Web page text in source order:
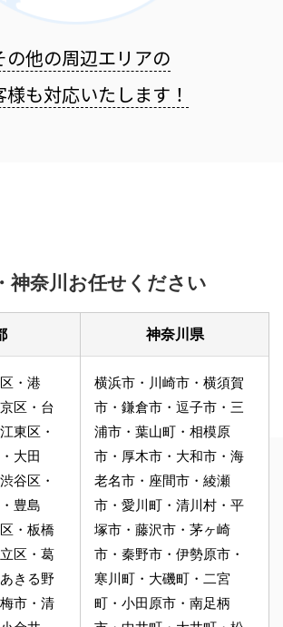
の他の周辺エリアの
様も対応いたします！
神奈川お任せください
・港
区・台
東区・
大田
谷区・
豊島
・板橋
区・葛
きる野
市・清
神奈川県
横浜市・川崎市・横須賀
市・鎌倉市・逗子市・三
浦市・葉山町・相模原
市・厚木市・大和市・海
老名市・座間市・綾瀬
市・愛川町・清川村・平
塚市・藤沢市・茅ヶ崎
市・秦野市・伊勢原市・
寒川町・大磯町・二宮
町・小田原市・南足柄